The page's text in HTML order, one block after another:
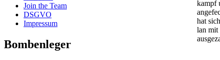
Join the Team
DSGVO
Impressum
Bombenleger
kampf
hat
lan mit